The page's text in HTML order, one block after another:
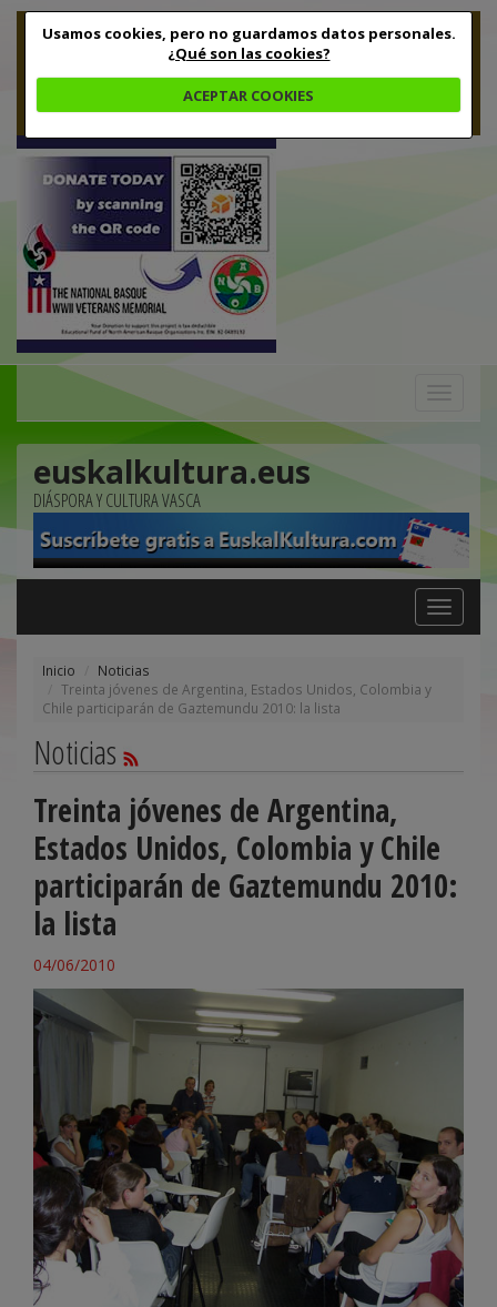
Usamos cookies, pero no guardamos datos personales.
¿Qué son las cookies?
ACEPTAR COOKIES
euskalkultura.eus
DIÁSPORA Y CULTURA VASCA
Toggle
navigation
Inicio
Noticias
Treinta jóvenes de Argentina, Estados Unidos, Colombia y
Chile participarán de Gaztemundu 2010: la lista
Noticias
Treinta jóvenes de Argentina,
Estados Unidos, Colombia y Chile
participarán de Gaztemundu 2010:
la lista
04/06/2010